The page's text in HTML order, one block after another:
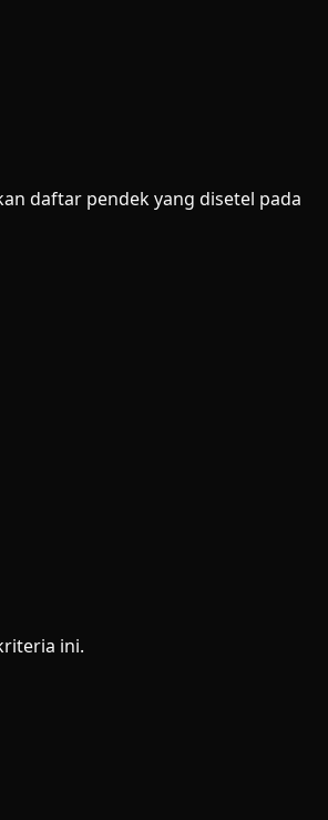
daftar pendek yang disetel pada
ini.